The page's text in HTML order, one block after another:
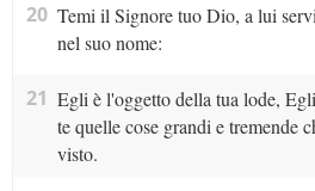
20 Temi il Signore tuo Dio, a lui
nel suo nome:
21 Egli è l'oggetto della tua lode,
te quelle cose grandi e tremende
visto.